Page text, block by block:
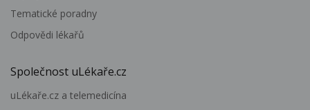
Tematické poradny
Odpovědi lékařů
Společnost uLékaře.cz
uLékaře.cz a telemedicína